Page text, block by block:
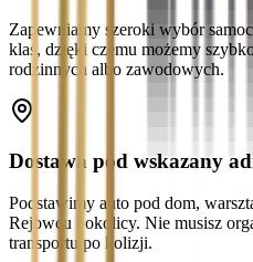
Zapewniamy szeroki wybór
klas, dzięki czemu możemy
rodzinnych albo zawodowych.
Dostawa pod wskazany
Podstawimy auto pod dom,
Rejowcu i okolicy. Nie musisz
transportu po kolizji.